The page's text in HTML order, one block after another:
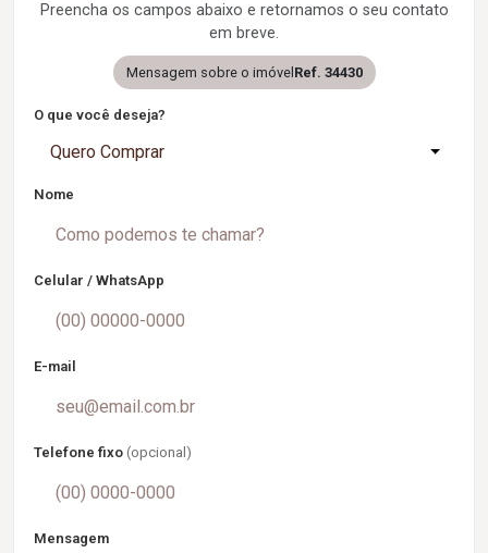
Preencha os campos abaixo e retornamos o seu contato
em breve.
Mensagem sobre o imóvel Ref. 34430
O que você deseja?
Quero Comprar
Nome
Celular / WhatsApp
E-mail
Telefone fixo (opcional)
Mensagem